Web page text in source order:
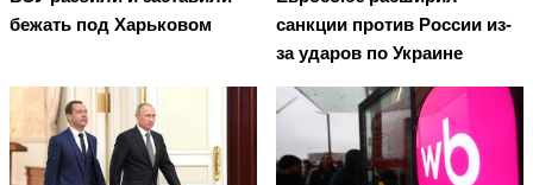
бежать под Харьковом
санкции против России из-
за ударов по Украине